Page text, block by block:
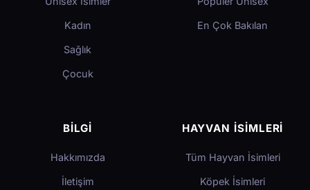
Kadın
Sağlık
Çocuk
En Çok Bakılan
BILGI
Hakkımızda
İletişim
HAYVAN İSIMLERI
Tüm Hayvan İsimleri
Köpek İsimleri